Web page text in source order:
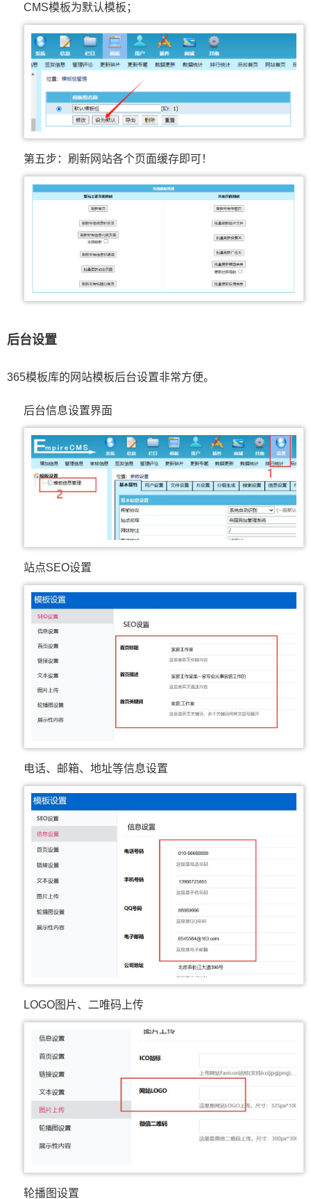
CMS模板为默认模板；
第五步：刷新网站各个页面缓存即可！
后台设置
365模板库的网站模板后台设置非常方便。
后台信息设置界面
站点SEO设置
电话、邮箱、地址等信息设置
LOGO图片、二唯码上传
轮播图设置